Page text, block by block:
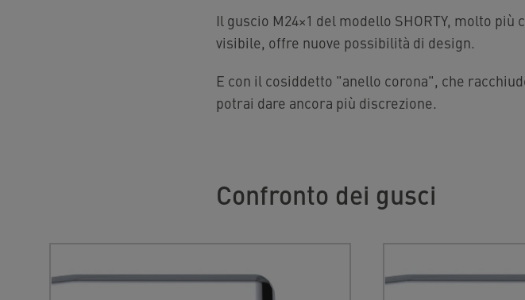
Il guscio M24×1 del modello SHORTY, molto
visibile, offre nuove possibilità di design.
E con il cosiddetto "anello corona", che
potrai dare ancora più discrezione.
Confronto dei gusci